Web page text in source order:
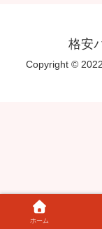
格安
Copyright ©
ホーム